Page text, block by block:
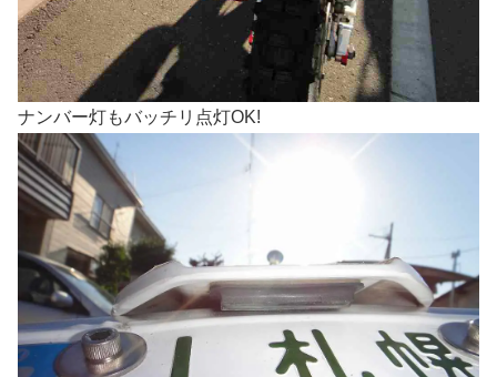
ナンバー灯もバッチリ点灯OK!